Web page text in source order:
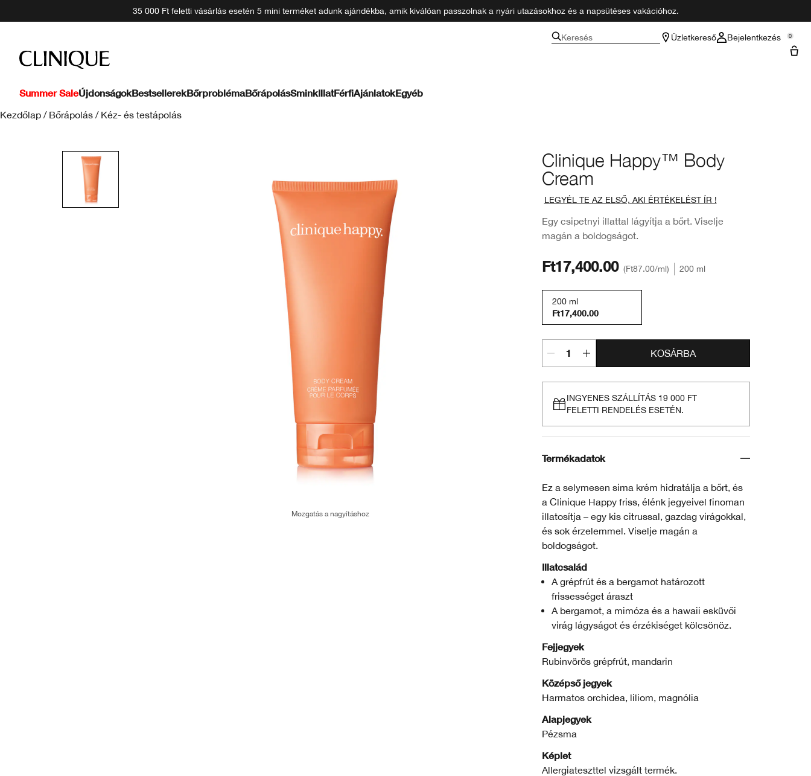
35 000 Ft feletti vásárlás esetén 5 mini terméket adunk ajándékba, amik kiválóan passzolnak a nyári utazásokhoz és a napsütéses vakációhoz.
Keresés Üzletkereső Bejelentkezés 0
Summer SaleÚjdonságokBestsellerekBőrproblémaBőrápolásSminkIllatFérfiAjánlatokEgyéb
Kezdőlap / Bőrápolás / Kéz- és testápolás
Clinique Happy™ Body
Cream
LEGYÉL TE AZ ELSŐ, AKI ÉRTÉKELÉST ÍR !
Egy csipetnyi illattal lágyítja a bőrt. Viselje
magán a boldogságot.
Mozgatás a nagyításhoz
Ft17,400.00 Ft87.00/ml 200 ml
200 ml
Ft17,400.00
KOSÁRBA
INGYENES SZÁLLÍTÁS 19 000 FT
FELETTI RENDELÉS ESETÉN.
Termékadatok
Ez a selymesen sima krém hidratálja a bőrt, és
a Clinique Happy friss, élénk jegyeivel finoman
illatosítja – egy kis citrussal, gazdag virágokkal,
és sok érzelemmel. Viselje magán a
boldogságot.
Illatcsalád
A grépfrút és a bergamot határozott
frissességet áraszt
A bergamot, a mimóza és a hawaii esküvői
virág lágyságot és érzékiséget kölcsönöz.
Fejjegyek
Rubinvörös grépfrút, mandarin
Középső jegyek
Harmatos orchidea, liliom, magnólia
Alapjegyek
Pézsma
Képlet
Allergiateszttel vizsgált termék.